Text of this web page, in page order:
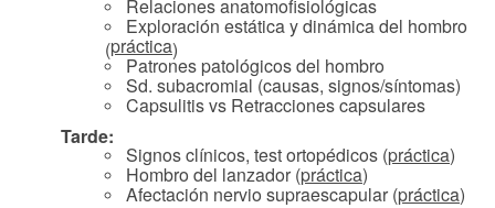
Relaciones anatomofisiológicas
Exploración estática y dinámica del hombro
(práctica)
Patrones patológicos del hombro
Sd. subacromial (causas, signos/síntomas)
Capsulitis vs Retracciones capsulares
Tarde:
Signos clínicos, test ortopédicos (práctica)
Hombro del lanzador (práctica)
Afectación nervio supraescapular (práctica)